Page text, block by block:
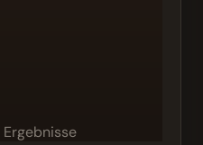
Ergebnisse